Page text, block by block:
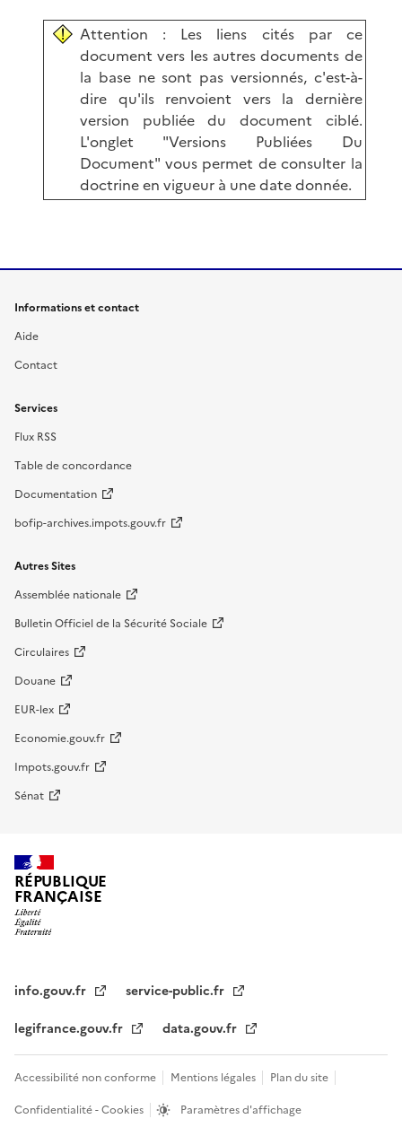
Attention : Les liens cités par ce
document vers les autres documents de
la base ne sont pas versionnés, c'est-à-
dire qu'ils renvoient vers la dernière
version publiée du document ciblé.
L'onglet "Versions Publiées Du
Document" vous permet de consulter la
doctrine en vigueur à une date donnée.
Informations et contact
Aide
Contact
Services
Flux RSS
Table de concordance
Documentation
bofip-archives.impots.gouv.fr
Autres Sites
Assemblée nationale
Bulletin Officiel de la Sécurité Sociale
Circulaires
Douane
EUR-lex
Economie.gouv.fr
Impots.gouv.fr
Sénat
RÉPUBLIQUE
FRANÇAISE
info.gouv.fr
service-public.fr
legifrance.gouv.fr
data.gouv.fr
Accessibilité non conforme Mentions légales
Plan du site
Confidentialité - Cookies
Paramètres d'affichage